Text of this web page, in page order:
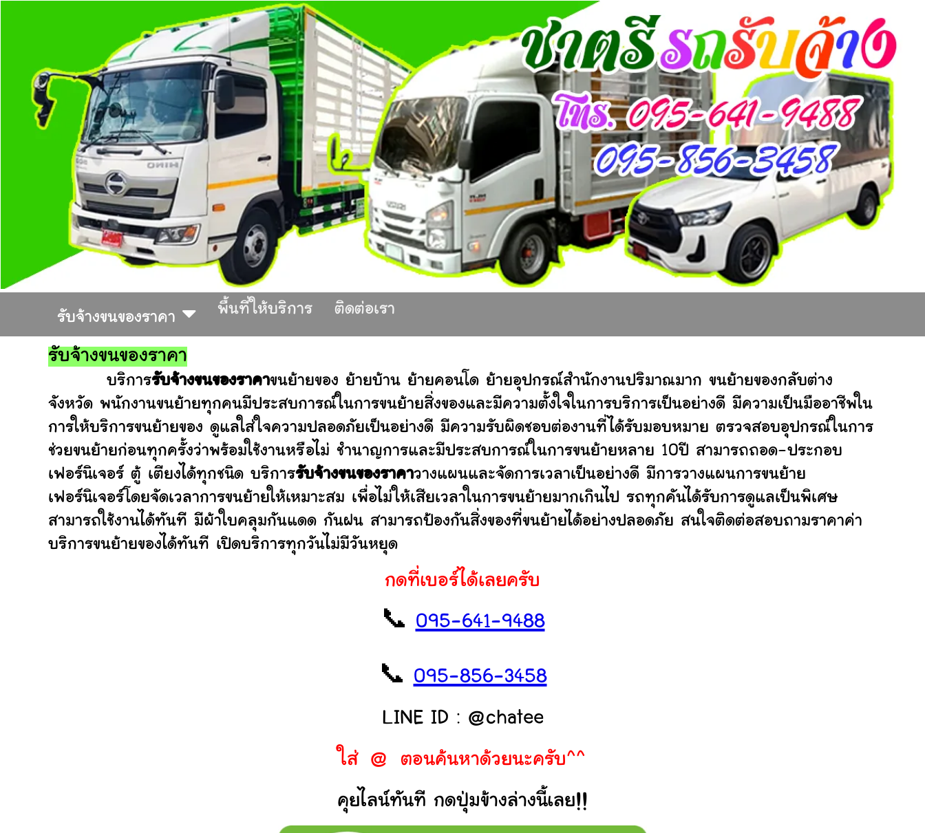
รับจ้างขนของราคา
พื้นที่ให้บริการ ติดต่อเรา
รับจ้างขนของราคา
บริการรับจ้างขนของราคาขนย้ายของ ย้ายบ้าน ย้ายคอนโด ย้ายอุปกรณ์สำนักงานปริมาณมาก ขนย้ายของกลับต่าง
จังหวัด พนักงานขนย้ายทุกคนมีประสบการณ์ในการขนย้ายสิ่งของและมีความตั้งใจในการบริการเป็นอย่างดี มีความเป็นมืออาชีพใน
การให้บริการขนย้ายของ ดูแลใส่ใจความปลอดภัยเป็นอย่างดี มีความรับผิดชอบต่องานที่ได้รับมอบหมาย ตรวจสอบอุปกรณ์ในการ
ช่วยขนย้ายก่อนทุกครั้งว่าพร้อมใช้งานหรือไม่ ชำนาญการและมีประสบการณ์ในการขนย้ายหลาย 10ปี สามารถถอด-ประกอบ
เฟอร์นิเจอร์ ตู้ เตียงได้ทุกชนิด บริการรับจ้างขนของราคาวางแผนและจัดการเวลาเป็นอย่างดี มีการวางแผนการขนย้าย
เฟอร์นิเจอร์โดยจัดเวลาการขนย้ายให้เหมาะสม เพื่อไม่ให้เสียเวลาในการขนย้ายมากเกินไป รถทุกคันได้รับการดูแลเป็นพิเศษ
สามารถใช้งานได้ทันที มีผ้าใบคลุมกันแดด กันฝน สามารถป้องกันสิ่งของที่ขนย้ายได้อย่างปลอดภัย สนใจติดต่อสอบถามราคาค่า
บริการขนย้ายของได้ทันที เปิดบริการทุกวันไม่มีวันหยุด
กดที่เบอร์ได้เลยครับ
📞 095-641-9488
📞 095-856-3458
LINE ID : @chatee
ใส่ @ ตอนค้นหาด้วยนะครับ^^
คุยไลน์ทันที กดปุ่มข้างล่างนี้เลย!!